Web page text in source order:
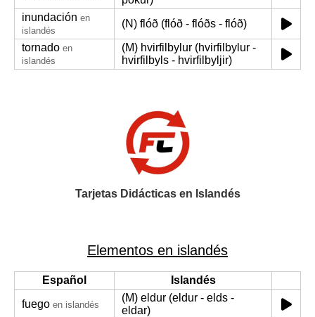
inundación en
islandés
(N) flóð (flóð - flóðs - flóð)
tornado en
islandés
(M) hvirfilbylur (hvirfilbylur -
hvirfilbyls - hvirfilbyljir)
Tarjetas Didácticas en Islandés
Elementos en islandés
Español
Islandés
fuego en islandés
(M) eldur (eldur - elds -
eldar)